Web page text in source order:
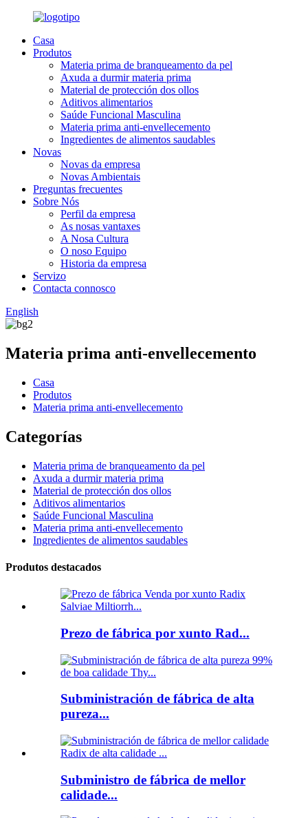
Casa
Produtos
Materia prima de branqueamento da pel
Axuda a durmir materia prima
Material de protección dos ollos
Aditivos alimentarios
Saúde Funcional Masculina
Materia prima anti-envellecemento
Ingredientes de alimentos saudables
Novas
Novas da empresa
Novas Ambientais
Preguntas frecuentes
Sobre Nós
Perfil da empresa
As nosas vantaxes
A Nosa Cultura
O noso Equipo
Historia da empresa
Servizo
Contacta connosco
English
Materia prima anti-envellecemento
Casa
Produtos
Materia prima anti-envellecemento
Categorías
Materia prima de branqueamento da pel
Axuda a durmir materia prima
Material de protección dos ollos
Aditivos alimentarios
Saúde Funcional Masculina
Materia prima anti-envellecemento
Ingredientes de alimentos saudables
Produtos destacados
Prezo de fábrica por xunto Rad...
Subministración de fábrica de alta
pureza...
Subministro de fábrica de mellor
calidade...